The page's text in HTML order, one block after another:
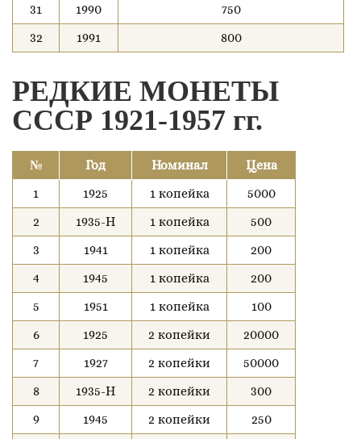
31
1990
750
32
1991 800
РЕДКИЕ МОНЕТЫ
СССР 1921-1957 гг.
№ Год Номинал
Цена
1
1925 1 копейка
5000
2
1935-Н 1 копейка
500
3
1941 1 копейка
200
4
1945 1 копейка
200
5
1951 1 копейка
100
6
1925 2 копейки
20000
7
1927 2 копейки
50000
8
1935-Н 2 копейки
300
9
1945 2 копейки
250